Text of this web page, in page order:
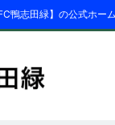
鴨志田緑】の公式ホー